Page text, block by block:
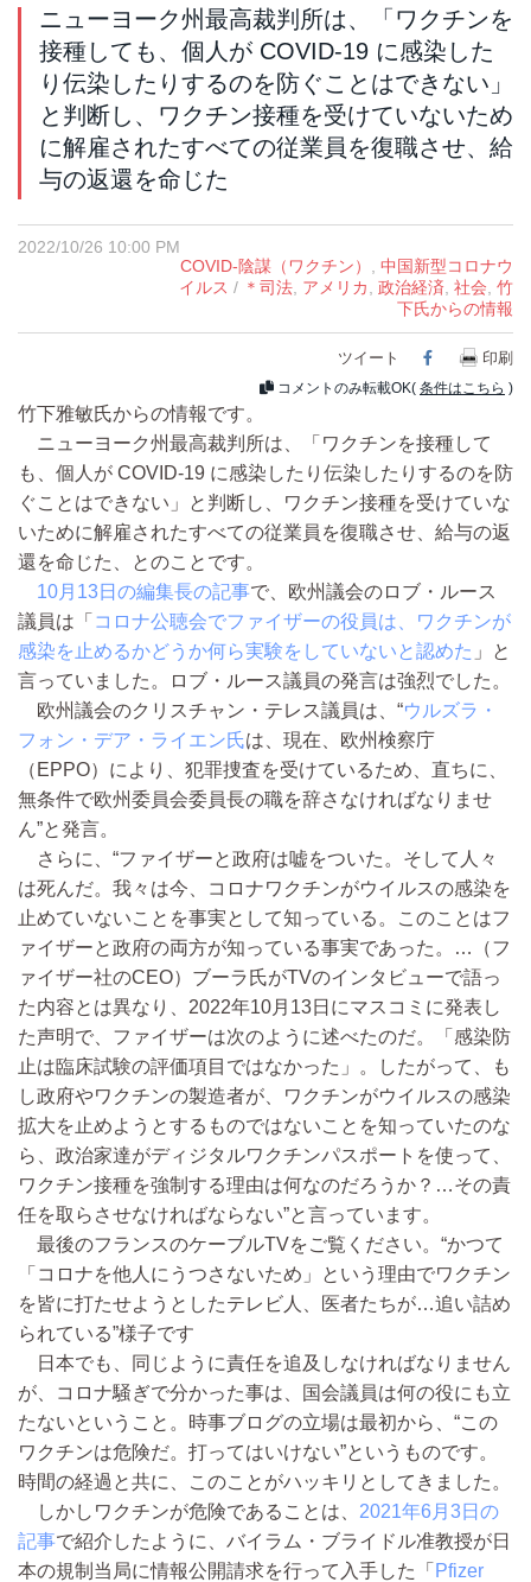
ニューヨーク州最高裁判所は、「ワクチンを
接種しても、個人が COVID-19 に感染した
り伝染したりするのを防ぐことはできない」
と判断し、ワクチン接種を受けていないため
に解雇されたすべての従業員を復職させ、給
与の返還を命じた
2022/10/26 10:00 PM
COVID-陰謀（ワクチン）
中国新型コロナウ
イルス / ＊司法 アメリカ 政治経済 社会 竹
下氏からの情報
ツイート Facebook
印刷
コメントのみ転載OK( 条件はこちら )
竹下雅敏氏からの情報です。
ニューヨーク州最高裁判所は、「ワクチンを接種して
も、個人が COVID-19 に感染したり伝染したりするのを防
ぐことはできない」と判断し、ワクチン接種を受けていな
いために解雇されたすべての従業員を復職させ、給与の返
還を命じた、とのことです。
10月13日の編集長の記事で、欧州議会のロブ・ルース
議員は「 コロナ公聴会でファイザーの役員は、ワクチンが
感染を止めるかどうか何ら実験をしていないと認めた 」と
言っていました。ロブ・ルース議員の発言は強烈でした。
欧州議会のクリスチャン・テレス議員は、“ウルズラ・
フォン・デア・ライエン氏は、現在、欧州検察庁
（EPPO）により、犯罪捜査を受けているため、直ちに、
無条件で欧州委員会委員長の職を辞さなければなりませ
ん”と発言。
さらに、“ファイザーと政府は嘘をついた。そして人々
は死んだ。我々は今、コロナワクチンがウイルスの感染を
止めていないことを事実として知っている。このことはフ
ァイザーと政府の両方が知っている事実であった。…（フ
ァイザー社のCEO）ブーラ氏がTVのインタビューで語っ
た内容とは異なり、2022年10月13日にマスコミに発表し
た声明で、ファイザーは次のように述べたのだ。「感染防
止は臨床試験の評価項目ではなかった」。したがって、も
し政府やワクチンの製造者が、ワクチンがウイルスの感染
拡大を止めようとするものではないことを知っていたのな
ら、政治家達がディジタルワクチンパスポートを使って、
ワクチン接種を強制する理由は何なのだろうか？…その責
任を取らさせなければならない”と言っています。
最後のフランスのケーブルTVをご覧ください。“かつて
「コロナを他人にうつさないため」という理由でワクチン
を皆に打たせようとしたテレビ人、医者たちが…追い詰め
られている”様子です
日本でも、同じように責任を追及しなければなりません
が、コロナ騒ぎで分かった事は、国会議員は何の役にも立
たないということ。時事ブログの立場は最初から、“この
ワクチンは危険だ。打ってはいけない”というものです。
時間の経過と共に、このことがハッキリとしてきました。
しかしワクチンが危険であることは、 2021年6月3日の
記事で紹介したように、バイラム・ブライドル准教授が日
本の規制当局に情報公開請求を行って入手した「 Pfizer